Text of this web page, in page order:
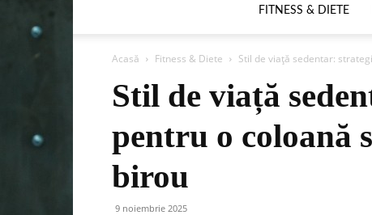
FITNESS & DIETE
Acasă Fitness & Diete Stil de viață sedentar:
Stil de viață
pentru o coloană
birou
9 noiembrie 2025